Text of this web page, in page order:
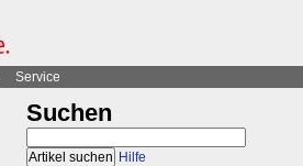
Service
Suchen
Hilfe